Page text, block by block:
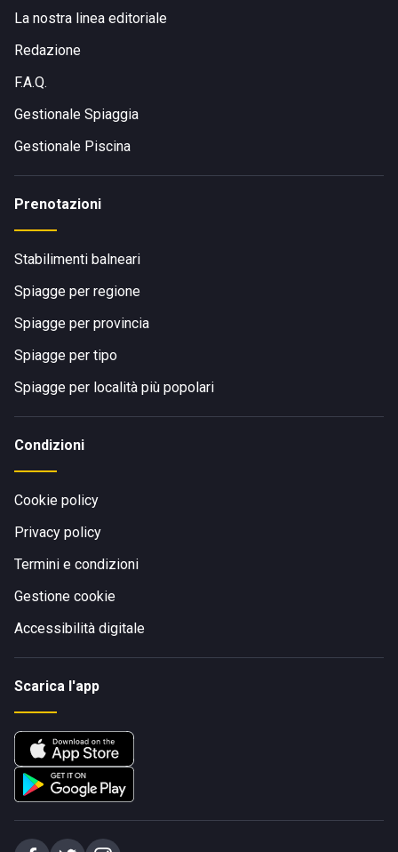
La nostra linea editoriale
Redazione
F.A.Q.
Gestionale Spiaggia
Gestionale Piscina
Prenotazioni
Stabilimenti balneari
Spiagge per regione
Spiagge per provincia
Spiagge per tipo
Spiagge per località più popolari
Condizioni
Cookie policy
Privacy policy
Termini e condizioni
Gestione cookie
Accessibilità digitale
Scarica l'app